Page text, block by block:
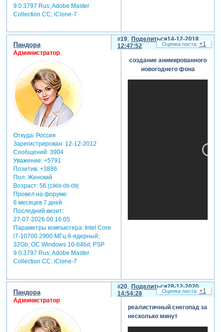
9.0.3797 Rus; Adobe Master
Collection СС; iClone-7
Поделиться
19
14-12-2018
12:47:52
Пандора
Администратор
Откуда:Россия
Зарегистрирован: 12-12-2012
Сообщений:3904
Уважение: +5791
Позитив: +3886
Пол:Женский
Возраст:56 [1969-09-09]
Провел на форуме:
6 месяцев 7 дней
Последний визит:
27-07-2026 00:16:05
Параметры компьютера:Intel Core
i7-10700 2900 МГц 8-ядерный;
32Gb; ОС Windows 10-64bit; PSP
9.0.3797 Rus; Adobe Master
Collection СС; iClone-7
создание анимированного
новогоднего фона
+1
Поделиться
20
28-12-2020
14:54:28
Пандора
Администратор
реалистичный снегопад за
несколько минут
+1